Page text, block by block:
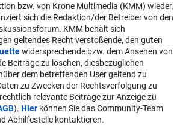
bzw. von Krone Multimedia (KMM) wieder.
sich die Redaktion/der Betreiber von den
KMM behält sich
geltendes Recht verstoßende, den guten
widersprechende bzw. dem Ansehen von
Beiträge zu löschen, diesbezüglichen
dem betreffenden User geltend zu
zu Zwecken der Rechtsverfolgung zu
relevante Beiträge zur Anzeige zu
). Hier können Sie das Community-Team
Abhilfestelle kontaktieren.